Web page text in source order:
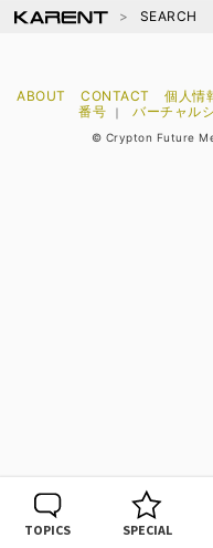
TOPICS SPECIAL
SEARCH
ABOUT CONTACT 個人情
番号
｜ バーチャル
© Crypton Future